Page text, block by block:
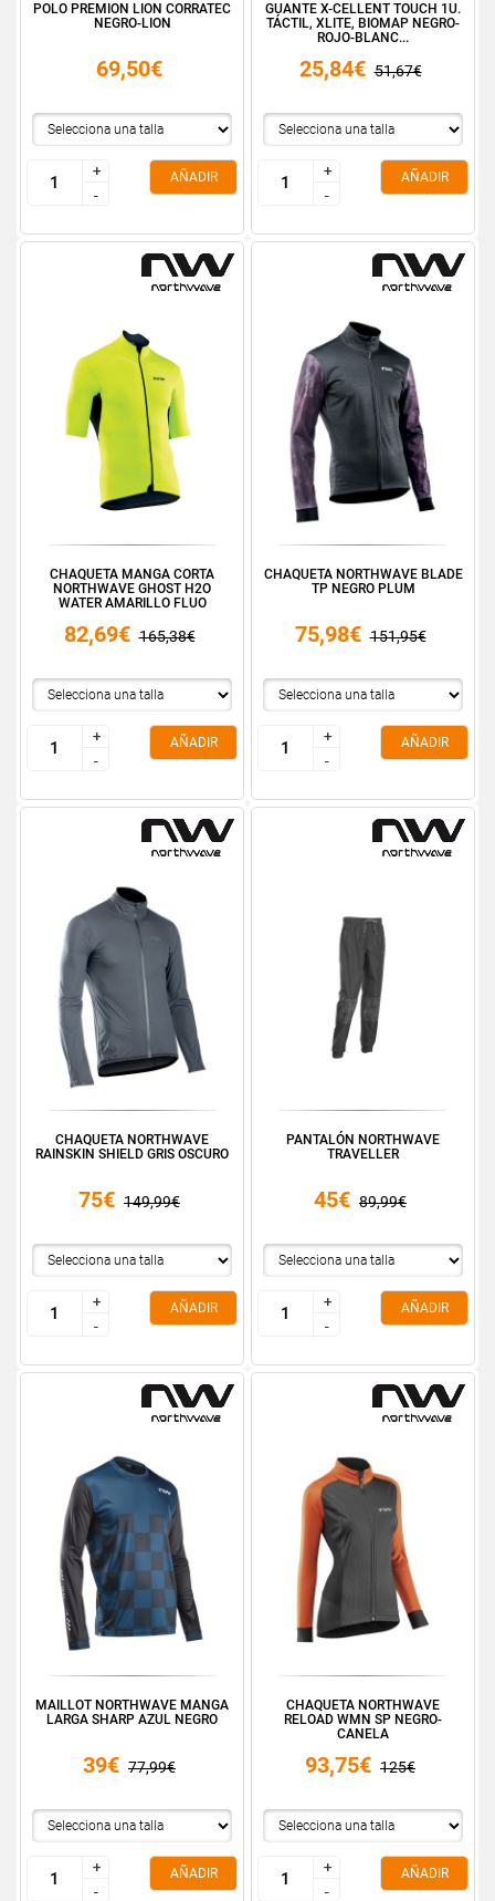
POLO PREMION LION CORRATEC
NEGRO-LION
69,50€
+
-
+
-
AÑADIR
GUANTE X-CELLENT TOUCH 1U.
TÁCTIL, XLITE, BIOMAP NEGRO-
ROJO-BLANC...
25,84€ 51,67€
+
-
+
-
AÑADIR
CHAQUETA MANGA CORTA
NORTHWAVE GHOST H2O
WATER AMARILLO FLUO
82,69€ 165,38€
+
-
+
-
AÑADIR
CHAQUETA NORTHWAVE BLADE
TP NEGRO PLUM
75,98€ 151,95€
+
-
+
-
AÑADIR
CHAQUETA NORTHWAVE
RAINSKIN SHIELD GRIS OSCURO
75€ 149,99€
+
-
+
-
AÑADIR
PANTALÓN NORTHWAVE
TRAVELLER
45€ 89,99€
+
-
+
-
AÑADIR
MAILLOT NORTHWAVE MANGA
LARGA SHARP AZUL NEGRO
39€ 77,99€
+
-
+
-
AÑADIR
CHAQUETA NORTHWAVE
RELOAD WMN SP NEGRO-
CANELA
93,75€ 125€
+
-
+
-
AÑADIR